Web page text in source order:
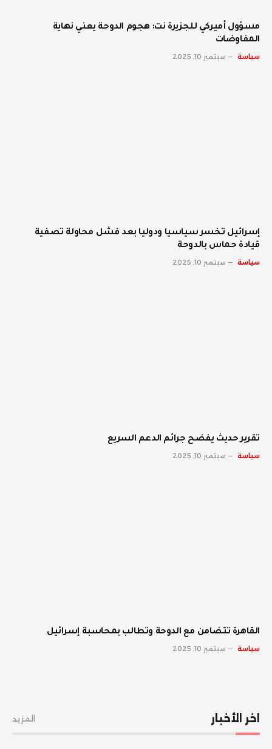
مسؤول أميركي للجزيرة نت: هجوم الدوحة يعني نهاية
المفاوضات
سياسة سبتمبر 10, 2025
إسرائيل تخسر سياسيا ودوليا بعد فشل محاولة تصفية
قيادة حماس بالدوحة
سياسة سبتمبر 10, 2025
تقرير حديث يفضح جرائم الدعم السريع
سياسة سبتمبر 10, 2025
القاهرة تتضامن مع الدوحة وتطالب بمحاسبة إسرائيل
سياسة سبتمبر 10, 2025
اخر الأخبار المزيد